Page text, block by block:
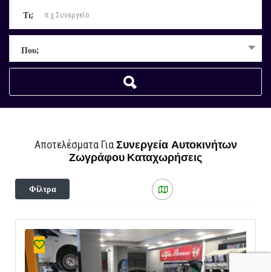
Τι;
Που;
Αποτελέσματα ΓιαΣυνεργεία Αυτοκινήτων
Ζωγράφου Καταχωρήσεις
Φίλτρα